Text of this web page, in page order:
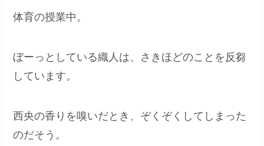
体育の授業中。
ぼーっとしている織人は、さきほどのことを反芻
しています。
西央の香りを嗅いだとき、ぞくぞくしてしまった
のだそう。